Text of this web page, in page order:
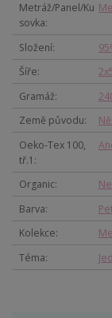
Metráž/Panel/Ku
sovka
Složení
Šíře
Gramáž
Země původu
Oeko-Tex 100,
tř.1
Organic
Ne
Barva
Kolekce
Téma